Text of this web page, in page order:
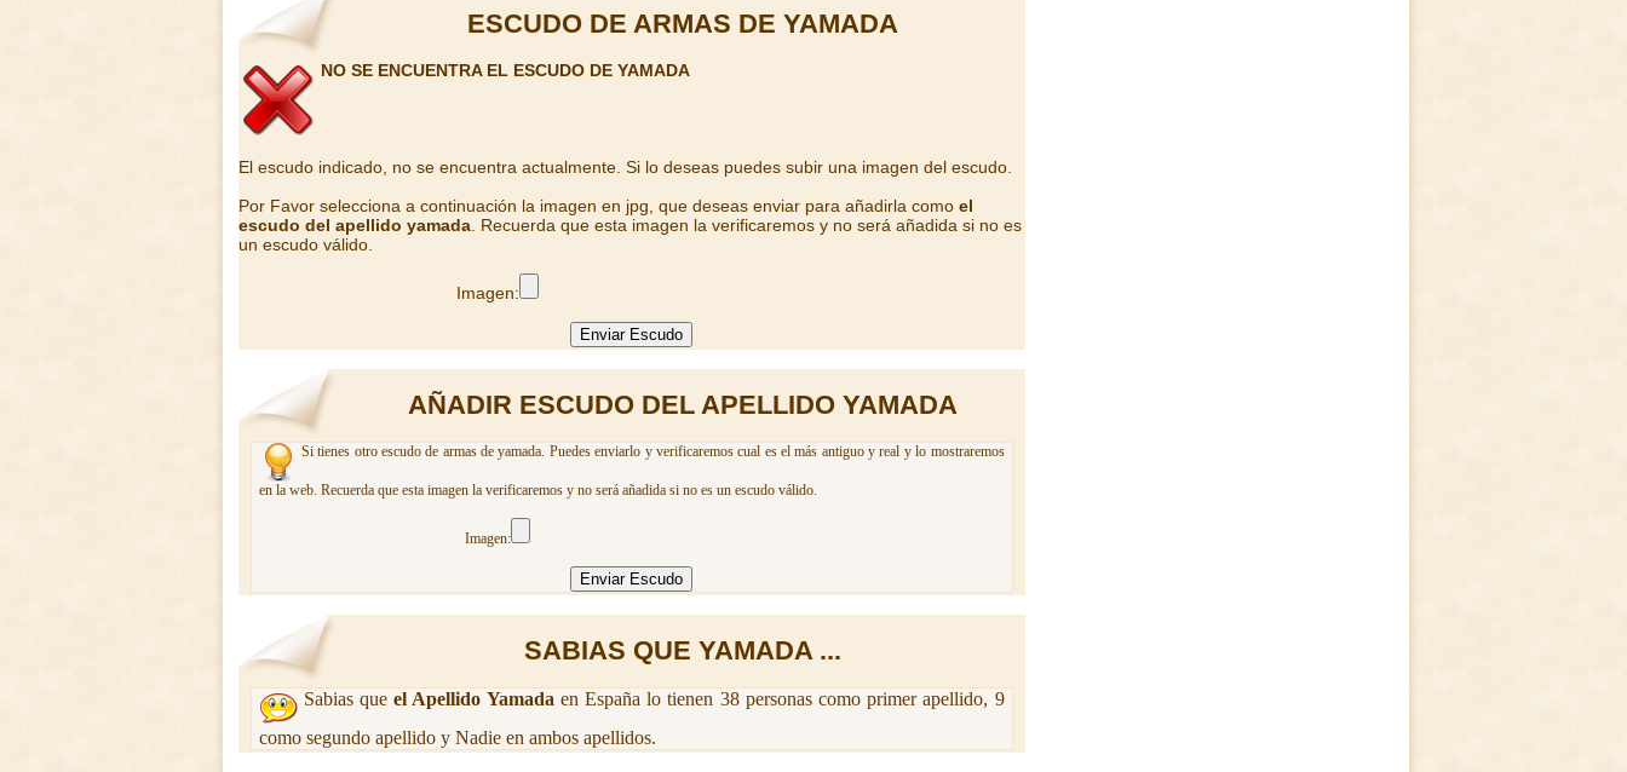
ESCUDO DE ARMAS DE YAMADA
NO SE ENCUENTRA EL ESCUDO DE YAMADA
El escudo indicado, no se encuentra actualmente. Si lo deseas puedes subir una imagen del escudo.
Por Favor selecciona a continuación la imagen en jpg, que deseas enviar para añadirla como el
escudo del apellido yamada. Recuerda que esta imagen la verificaremos y no será añadida si no es
un escudo válido.
Imagen:
AÑADIR ESCUDO DEL APELLIDO YAMADA
Si tienes otro escudo de armas de yamada. Puedes enviarlo y verificaremos cual es el más antiguo y real y lo mostraremos
en la web. Recuerda que esta imagen la verificaremos y no será añadida si no es un escudo válido.
Imagen:
SABIAS QUE YAMADA ...
Sabias queel Apellido Yamada en España lo tienen 38 personas como primer apellido, 9
como segundo apellido y Nadie en ambos apellidos.